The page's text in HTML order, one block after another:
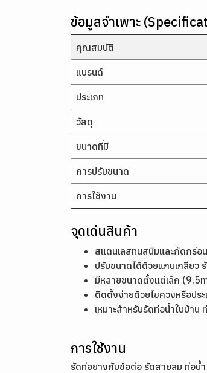
ข้อมูลจำเพาะ
คุณสมบัติ
แบรนด์
ประเภท
วัสดุ
ขนาดที่มี
การปรับขนาด
การใช้งาน
จุดเด่นสินค้า
สแตนเลสทนสนิมและกัดกร่อ
ปรับขนาดได้ด้วยแกนเกลียว
มีหลายขนาดตั้งแต่เล็ก
ติดตั้งง่ายด้วยไขควงหรือปร
เหมาะสำหรับรัดท่อน้ำในบ้าน
การใช้งาน
รัดท่อยางกับข้อต่อ รัดสายลม ท่อน้ำ